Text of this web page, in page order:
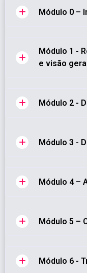
Módulo 0 –
Módulo 1 -
e visão
Módulo 2 -
Módulo 3 -
Módulo 4 –
Módulo 5 –
Módulo 6 -